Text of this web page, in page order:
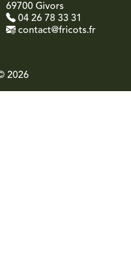
69700 Givors
04 26 78 33 31
contact@fricots.fr
2026